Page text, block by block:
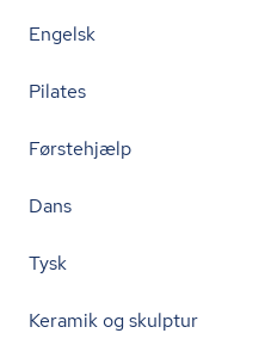
Engelsk
Pilates
Førstehjælp
Dans
Tysk
Keramik og skulptur